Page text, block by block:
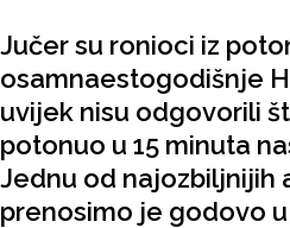
Jučer su ronioci iz
osamnaestogodišnje
uvijek nisu odgovorili
potonuo u 15 minuta
Jednu od najozbiljnijih
prenosimo je godovo